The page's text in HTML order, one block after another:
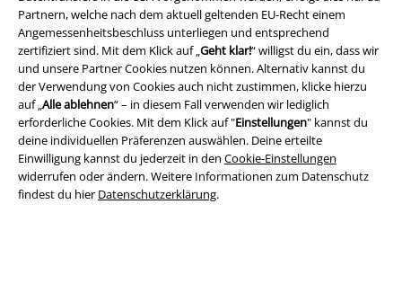
Partnern, welche nach dem aktuell geltenden EU-Recht einem
Angemessenheitsbeschluss unterliegen und entsprechend
zertifiziert sind. Mit dem Klick auf „Geht klar!“ willigst du ein, dass wir
und unsere Partner Cookies nutzen können. Alternativ kannst du
der Verwendung von Cookies auch nicht zustimmen, klicke hierzu
auf „Alle ablehnen“ – in diesem Fall verwenden wir lediglich
erforderliche Cookies. Mit dem Klick auf "Einstellungen" kannst du
deine individuellen Präferenzen auswählen. Deine erteilte
Einwilligung kannst du jederzeit in den Cookie-Einstellungen
widerrufen oder ändern. Weitere Informationen zum Datenschutz
findest du hier Datenschutzerklärung.
Rechtliches
AGB
Impressum
Datenschutz
Entsorgung und Umweltschutz
Konformitätserklärung